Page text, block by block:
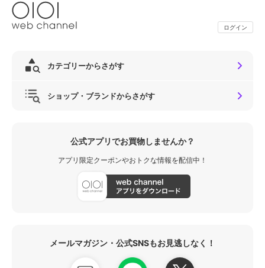
ログイン
カテゴリーからさがす
ショップ・ブランドからさがす
公式アプリでお買物しませんか？
アプリ限定クーポンやおトクな情報を配信中！
メールマガジン・公式SNSもお見逃しなく！